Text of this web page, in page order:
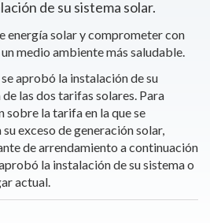
de su sistema solar.
energía solar y comprometer con
medio ambiente más saludable.
aprobó la instalación de su
las dos tarifas solares. Para
la tarifa en la que se
exceso de generación solar,
de arrendamiento a continuación
la instalación de su sistema o
actual.